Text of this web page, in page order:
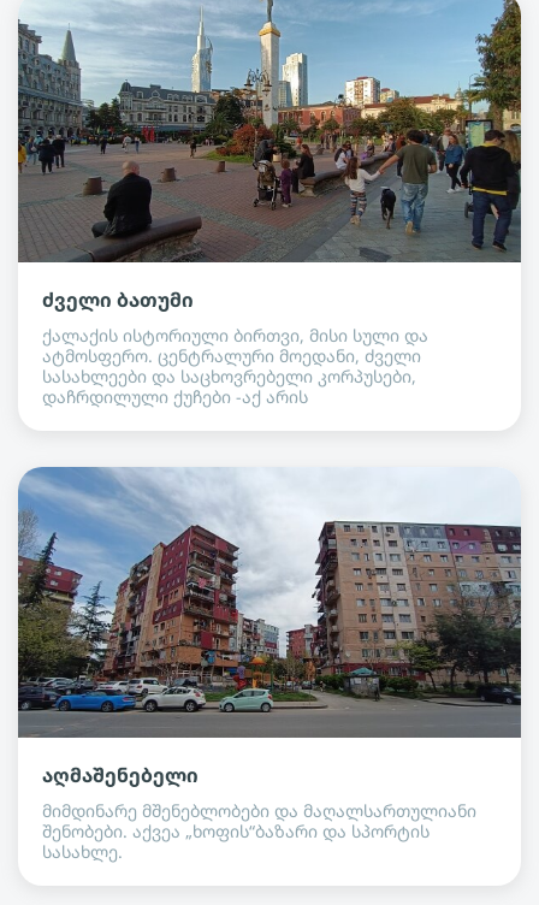
ძველი ბათუმი
ქალაქის ისტორიული ბირთვი, მისი სული და
ატმოსფერო. ცენტრალური მოედანი, ძველი
სასახლეები და საცხოვრებელი კორპუსები,
დაჩრდილული ქუჩები -აქ არის
აღმაშენებელი
მიმდინარე მშენებლობები და მაღალსართულიანი
შენობები. აქვეა „ხოფის“ბაზარი და სპორტის
სასახლე.